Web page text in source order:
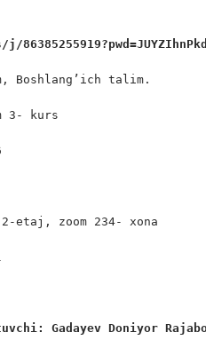
Boshlang’ich talim.
3- kurs
etaj, zoom 234- xona
Gadayev Doniyor